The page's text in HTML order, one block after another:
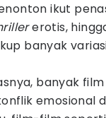
ikut
erotis,
banyak
banyak
emosional